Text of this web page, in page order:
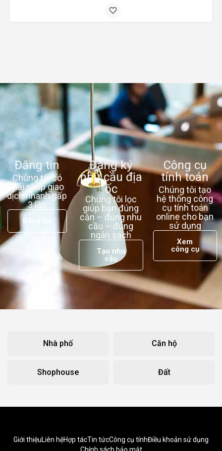
Đăng tin
Chúng tôi có
giải pháp giao
dịch nhanh gấp
3 lần
Đăng tin
Đăng ký
nhu cầu địa
ốc
Chúng tôi lọc
giúp bạn đúng
căn – đúng nhu
cầu – đúng
ngân sách
Tạo nhu
cầu
Công cụ
tính toán
Chúng tôi tạo
hệ thống công
cụ tính toán
online cho bạn
sử dụng
Xem
công cụ
Nhà phố Căn hộ
Shophouse Đất
Giới thiệuLiên hệHợp tácTin tứcCông cụ tínhĐiều khoản sử dụng
Chính sách bảo mật